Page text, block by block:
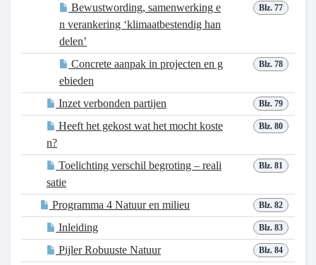
Blz. 77
Bewustwording, samenwerking e
n verankering ‘klimaatbestendig han
delen’
Blz. 78
Concrete aanpak in projecten en g
ebieden
Blz. 79
Inzet verbonden partijen
Blz. 80
Heeft het gekost wat het mocht koste
n?
Blz. 81
Toelichting verschil begroting – reali
satie
Blz. 82
Programma 4 Natuur en milieu
Blz. 83
Inleiding
Blz. 84
Pijler Robuuste Natuur